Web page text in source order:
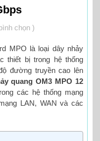
chọn )
MPO là loại dây nhảy
thiết bị trong hệ thống
đường truyền cao lên
quang OM3 MPO 12
các hệ thống mạng
LAN, WAN và các